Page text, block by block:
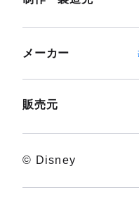
メーカー
販売元
© Disney